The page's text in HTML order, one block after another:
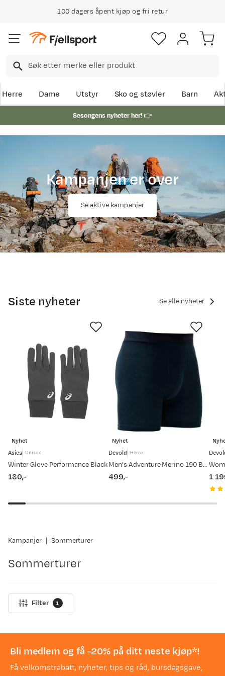
100 dagers åpent kjøp og fri retur
Herre Dame Utstyr Sko og støvler Barn
Sesongens nyheter her!👉
Kampanjen er over
Se aktive kampanjer
Siste nyheter Se alle nyheter
Nyhet
Asics Unisex
Winter Glove Performance Black
price
180,-
Nyhet
Devold Herre
Men's Adventure Merino 190 Boxer Ink
price
499,- 1
Kampanjer Sommerturer
Sommerturer
Filter 1
Bli medlem og få -20% på ditt neste kjøp*!
Få velkomstrabatt, nyheter, tips og råd, bursdagsgave,